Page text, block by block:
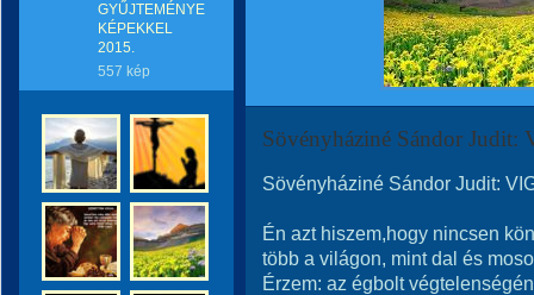
GYŰJTEMÉNYE
KÉPEKKEL
2015.
557 kép
Sövényháziné Sándor
Sövényháziné Sándor Judit:
Én azt hiszem,hogy nincsen
több a világon, mint dal és
Érzem: az égbolt